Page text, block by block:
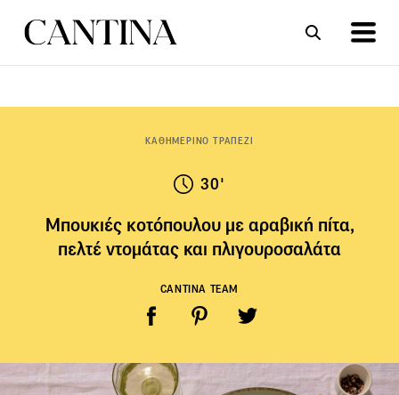
ΚΑΘΗΜΕΡΙΝΟ ΤΡΑΠΕΖΙ
30'
Μπουκιές κοτόπουλου με αραβική πίτα,
πελτέ ντομάτας και πλιγουροσαλάτα
CANTINA TEAM